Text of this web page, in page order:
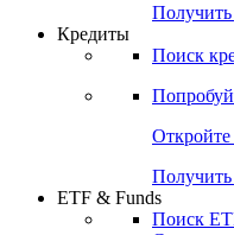
Получить
Кредиты
Поиск
Получить
ETF & Funds
Поиск